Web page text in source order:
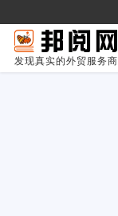
发现真实的外贸服务商